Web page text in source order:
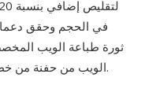
في الحجم وحقق دعما
الويب من حفنة من خطوط النظام إلى ملايين خيارات الخطوط.